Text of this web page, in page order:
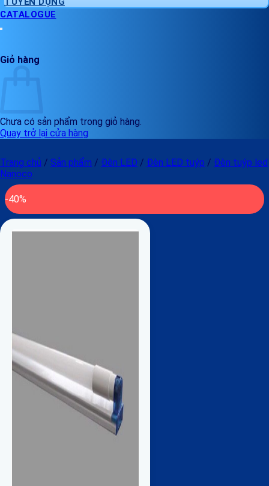
CATALOGUE
Giỏ hàng
Chưa có sản phẩm trong giỏ hàng.
Quay trở lại cửa hàng
Trang chủ / Sản phẩm / Đèn LED / Đèn LED tuýp / Đèn tuýp led
Nanoco
-40%